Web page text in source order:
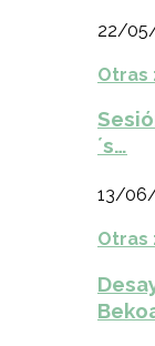
22/
Otras
´s…
13/
Otras